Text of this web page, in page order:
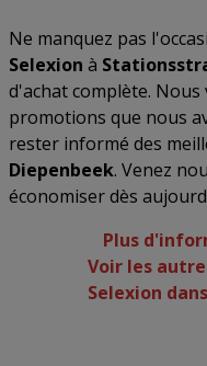
Ne manquez pas
Selexion à
d'achat complète.
promotions que nous
rester informé des
Diepenbeek. Venez
économiser dès
Plus
Voir les
Selexion